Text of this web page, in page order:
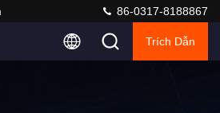
86-0317-8188867
Trích Dẫn